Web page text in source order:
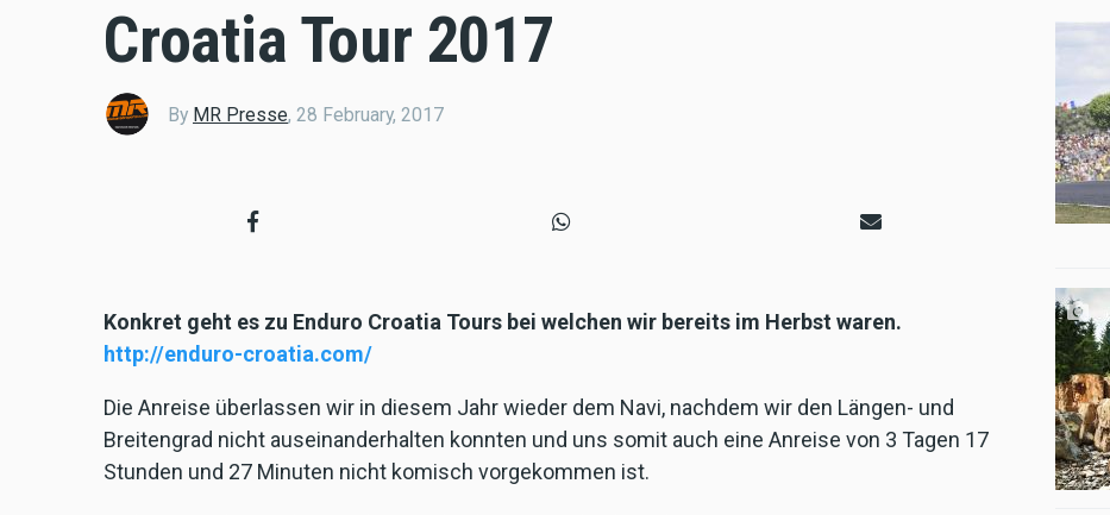
Croatia Tour 2017
By MR Presse, 28 February, 2017
Konkret geht es zu Enduro Croatia Tours bei welchen wir bereits im Herbst waren.
http://enduro-croatia.com/
Die Anreise überlassen wir in diesem Jahr wieder dem Navi, nachdem wir den Längen- und
Breitengrad nicht auseinanderhalten konnten und uns somit auch eine Anreise von 3 Tagen 17
Stunden und 27 Minuten nicht komisch vorgekommen ist.